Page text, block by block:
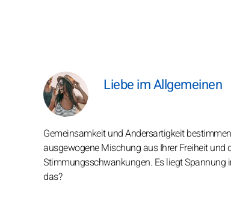
Liebe im Allgemeinen
Gemeinsamkeit und Andersartigkeit
ausgewogene Mischung aus Ihrer Freiheit
Stimmungsschwankungen. Es liegt Spannung
das?